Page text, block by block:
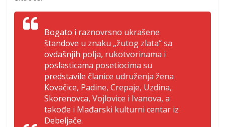
Bogato i raznovrsno ukrašene
štandove u znaku „žutog zlata“ sa
ovdašnjih polja, rukotvorinama i
poslasticama posetiocima su
predstavile članice udruženja žena
Kovačice, Padine, Crepaje, Uzdina,
Skorenovca, Vojlovice i Ivanova, a
takođe i Mađarski kulturni centar iz
Debeljače.